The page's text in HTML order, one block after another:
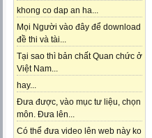
khong co dap an ha...
Mọi Người vào đây để download
đề thi và tài...
Tại sao thì bản chất Quan chức ở
Việt Nam...
hay...
Đưa được, vào mục tư liệu, chọn
môn. Đưa lên...
Có thể đưa video lên web này ko